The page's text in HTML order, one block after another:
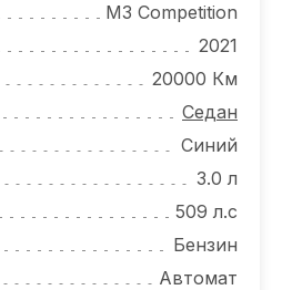
M3 Competition
2021
20000 Км
Седан
Синий
3.0 л
509 л.с
Бензин
Автомат